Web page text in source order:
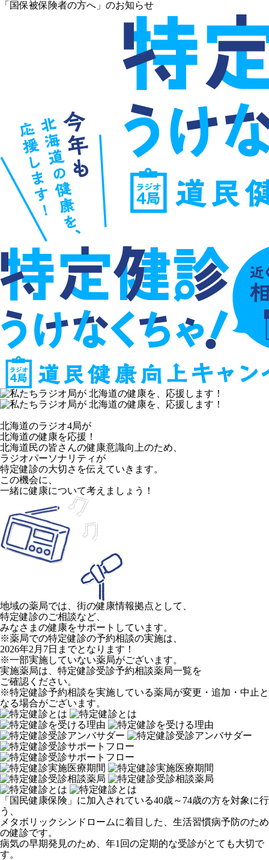
「国保被保険者の方へ」のお知らせ
北海道のラジオ4局が
北海道の健康を応援！
北海道民の皆さんの健康意識向上のため、
ラジオパーソナリティが
特定健診の大切さを伝えていきます。
この機会に、
一緒に健康について考えましょう！
地域の薬局では、街の健康情報拠点として、
特定健診のご相談など、
みなさまの健康をサポートしています。
※薬局での特定健診の予約相談の実施は、
2026年2月7日までとなります！
※一部実施していない薬局がございます。
実施薬局は、特定健診受診予約相談薬局一覧を
ご確認ください。
※特定健診予約相談を実施している薬局が変更・追加・中止と
なる場合がございます。
「国民健康保険」に加入されている40歳～74歳の方を対象に行
う、
メタボリックシンドロームに着目した、生活習慣病予防のため
の健診です。
病気の早期発見のため、年1回の定期的な受診がとても大切で
す。